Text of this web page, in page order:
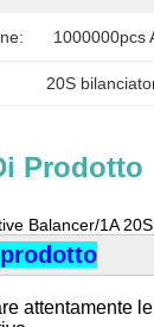
1000000pcs
20S
Prodotto
Balancer/1A
attentamente